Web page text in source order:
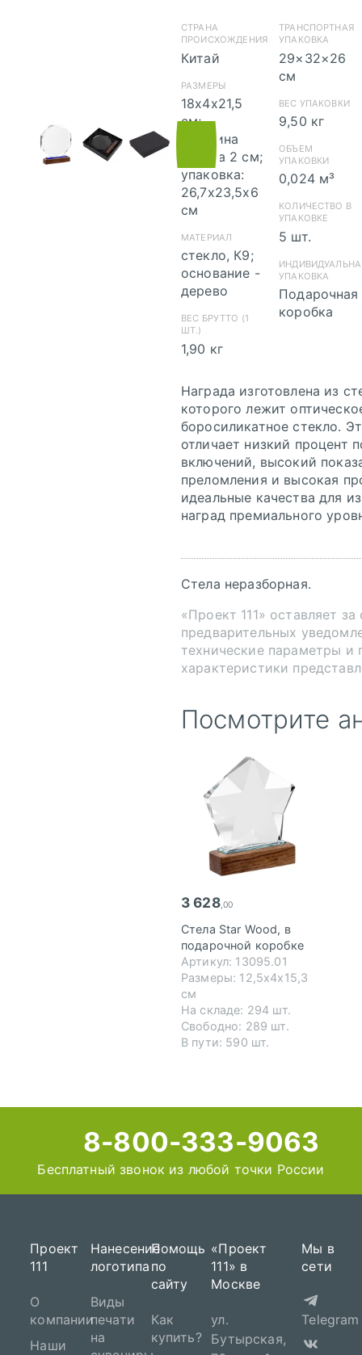
СТРАНА
ПРОИСХОЖДЕНИЯ
Китай
РАЗМЕРЫ
18х4х21,5
см;
толщина
стекла 2 см;
упаковка:
26,7х23,5х6
см
МАТЕРИАЛ
стекло, К9;
основание -
дерево
ВЕС БРУТТО (1
ШТ.)
1,90 кг
ТРАНСПОРТНАЯ
УПАКОВКА
29×32×26
см
ВЕС УПАКОВКИ
9,50 кг
ОБЪЕМ
УПАКОВКИ
0,024 м³
КОЛИЧЕСТВО В
УПАКОВКЕ
5 шт.
УПАКОВКА
Подарочная
коробка
Награда изготовлена из
которого лежит
боросиликатное стекло.
отличает низкий процент
включений, высокий
преломления и высокая
идеальные качества для
наград премиального
Стела неразборная.
«Проект 111» оставляет
предварительных
технические параметры и
характеристики
скачать (pdf)
(cdr)
Инструкция по
сохранению pdf
из Corel Draw
Инструкция по
из Adobe
Посмотрите
3 628,00
Стела Star Wood, в
подарочной коробке
Артикул: 13095.01
Размеры: 12,5х4х15,3
см
На складе: 294 шт.
Свободно: 289 шт.
В пути: 590 шт.
8-800-333-9063
Бесплатный звонок из любой точки России
Проект
111
О
компании
Наши
Нанесение
логотипа
Виды
печати
на
Помощь
по
сайту
Как
купить?
«Проект
111» в
Москве
ул.
Бутырская,
Мы в
сети
Telegram